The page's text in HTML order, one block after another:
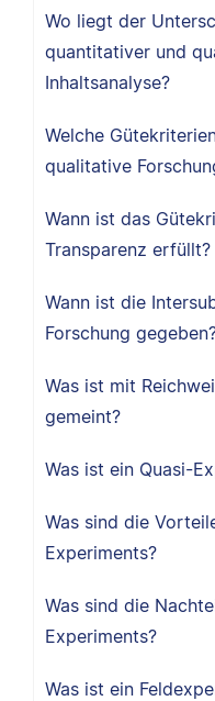
Wo liegt der
quantitativer und
Inhaltsanalyse?
Welche
qualitative
Wann ist das
Transparenz erfüllt?
Wann ist die
Forschung
Was ist mit
gemeint?
Was ist ein Quasi-
Was sind die
Experiments?
Was sind die
Experiments?
Was ist ein